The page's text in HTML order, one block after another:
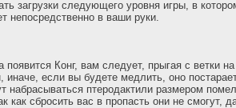
загрузки следующего уровня игры, в
непосредственно в ваши руки.
Конг, вам следует, прыгая с ветки
если вы будете медлить, оно
набрасываться птеродактили размером
как сбросить вас в пропасть они не смогут,